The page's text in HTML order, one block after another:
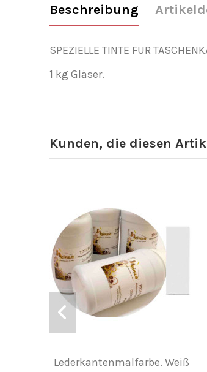
Beschreibung
SPEZIELLE TINTE FÜR
1 kg Gläser.
Kunden, die diesen
Lederkantenmalfarbe. Weiß